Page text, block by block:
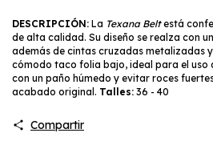
DESCRIPCIÓN: La Texana Beltestá
de alta calidad. Su diseño se realza con
además de cintas cruzadas metalizadas
cómodo taco folia bajo, ideal para el uso
con un paño húmedo y evitar roces
acabado original. Talles: 36 - 40
Compartir